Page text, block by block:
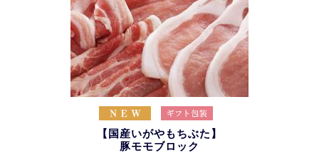
【国産いがやもちぶた】
豚モモブロック